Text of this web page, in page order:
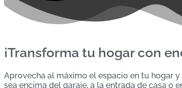
¡Transforma tu hogar con
Aprovecha al máximo el espacio en tu hogar
sea encima del garaje, a la entrada de casa o